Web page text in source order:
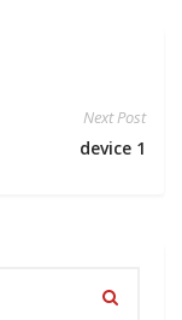
Next Post
device 1